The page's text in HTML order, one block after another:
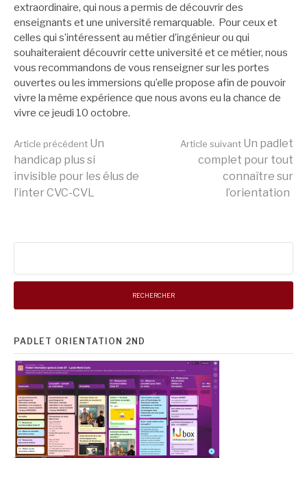
extraordinaire, qui nous a permis de découvrir des
enseignants et une université remarquable. Pour ceux et
celles qui s’intéressent au métier d’ingénieur ou qui
souhaiteraient découvrir cette université et ce métier, nous
vous recommandons de vous renseigner sur les portes
ouvertes ou les immersions qu’elle propose afin de pouvoir
vivre la même expérience que nous avons eu la chance de
vivre ce jeudi 10 octobre.
Lire
la
suite
Article précédent Un
handicap plus si
invisible pour les élus de
l’inter CVC-CVL
Article suivant Un padlet
complet pour tout
connaître sur
l’orientation
PADLET ORIENTATION 2ND